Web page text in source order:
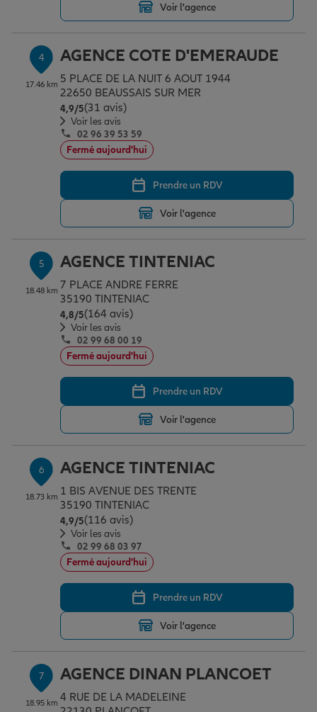
Tous nos devis d'assurance Voir l'agence
4
17.46 km
AGENCE COTE D'EMERAUDE
5 PLACE DE LA NUIT 6 AOUT 1944
22650 BEAUSSAIS SUR MER
4,9/5Note de 4.9 sur 5
(31 avis)
Voir les avis
02 96 39 53 59
Fermé aujourd'hui
Prendre un RDV
Voir l'agence
5
18.48 km
AGENCE TINTENIAC
7 PLACE ANDRE FERRE
35190 TINTENIAC
4,8/5Note de 4.8 sur 5
(164 avis)
Voir les avis
02 99 68 00 19
Fermé aujourd'hui
Prendre un RDV
Voir l'agence
6
18.73 km
AGENCE TINTENIAC
1 BIS AVENUE DES TRENTE
35190 TINTENIAC
4,9/5Note de 4.9 sur 5
(116 avis)
Voir les avis
02 99 68 03 97
Fermé aujourd'hui
Prendre un RDV
Voir l'agence
7
18.95 km
AGENCE DINAN PLANCOET
4 RUE DE LA MADELEINE